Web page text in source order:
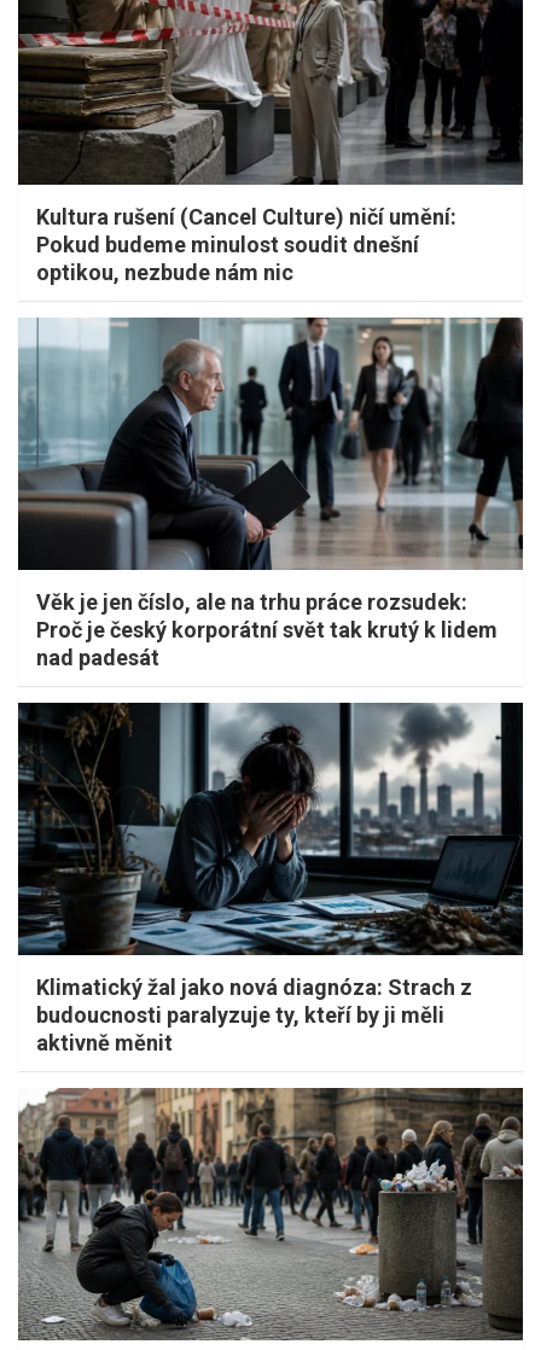
Kultura rušení (Cancel Culture) ničí umění:
Pokud budeme minulost soudit dnešní
optikou, nezbude nám nic
Věk je jen číslo, ale na trhu práce rozsudek:
Proč je český korporátní svět tak krutý k lidem
nad padesát
Klimatický žal jako nová diagnóza: Strach z
budoucnosti paralyzuje ty, kteří by ji měli
aktivně měnit